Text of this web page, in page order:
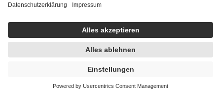
• Harn- und Blutteststreifen
Wir nutzen Trusted Shops als unabhängigen Dienstleister für die
Einholung von Bewertungen. Trusted Shops hat Maßnahmen
getroffen, um sicherzustellen, dass es sich um echte Bewertungen
handelt. Mehr Informationen findest du hier:
https://help.etrusted.com/hc/de/articles/4419944605341
Einige Bilder und Inhalte wurden unter Zuhilfenahme künstlicher